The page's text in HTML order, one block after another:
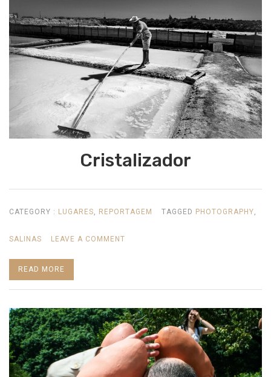
Cristalizador
CATEGORY : LUGARES, REPORTAGEM TAGGED PHOTOGRAPHY,
SALINAS LEAVE A COMMENT
READ MORE